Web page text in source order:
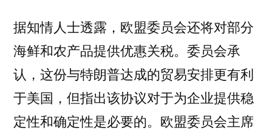
据知情人士透露，欧盟委员会还将对部分
海鲜和农产品提供优惠关税。委员会承
认，这份与特朗普达成的贸易安排更有利
于美国，但指出该协议对于为企业提供稳
定性和确定性是必要的。欧盟委员会主席